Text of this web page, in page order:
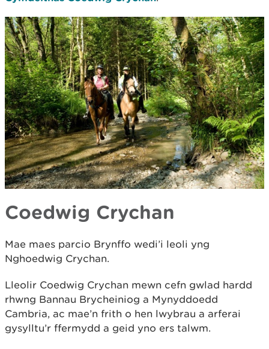
Coedwig Crychan
Mae maes parcio Brynffo wedi’i leoli yng
Nghoedwig Crychan.
Lleolir Coedwig Crychan mewn cefn gwlad hardd
rhwng Bannau Brycheiniog a Mynyddoedd
Cambria, ac mae’n frith o hen lwybrau a arferai
gysylltu’r ffermydd a geid yno ers talwm.